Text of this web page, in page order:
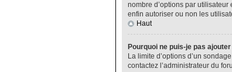
nombre d’options par
enfin autoriser ou non les
Haut
Pourquoi ne puis-je pas
La limite d’options d’un
contactez l’administrateur du